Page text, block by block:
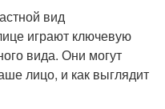
вид
играют ключевую
вида. Они могут
лицо, и как выглядит